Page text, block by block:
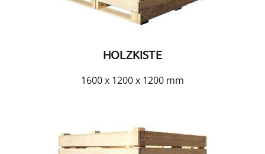
HOLZKISTE
1600 x 1200 x 1200 mm